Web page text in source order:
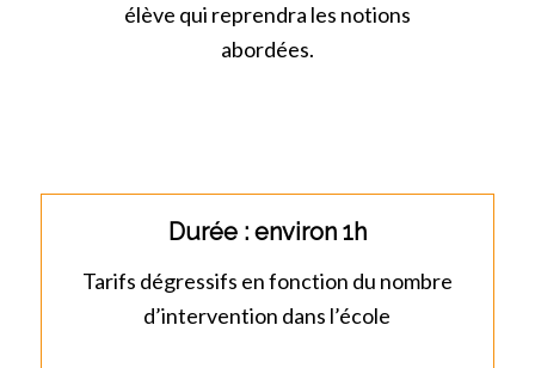
élève qui reprendra les notions
abordées.
Durée : environ 1h
Tarifs dégressifs en fonction du nombre
d’intervention dans l’école